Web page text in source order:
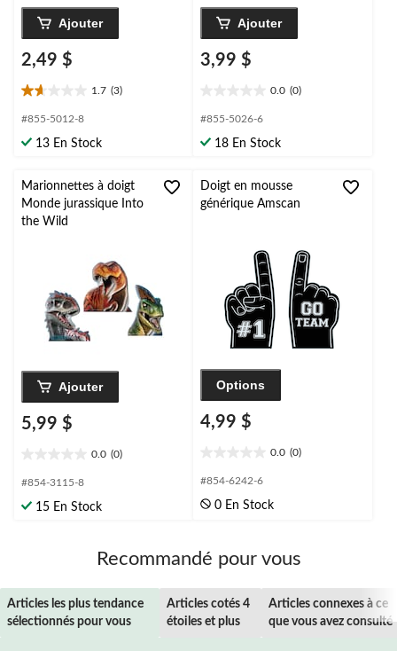
Ajouter
2,49 $
1.7 (3)
1.7
étoile(s)
5.
évaluations
#855-5012-8
13 En Stock
Ajouter
3,99 $
0.0 (0)
étoile(s)
5.
#855-5026-6
18 En Stock
Marionnettes à doigt
Monde jurassique Into
the Wild
Ajouter
5,99 $
0.0 (0)
étoile(s)
5.
#854-3115-8
15 En Stock
Doigt en mousse
générique Amscan
Options
4,99 $
0.0 (0)
étoile(s)
5.
#854-6242-6
0 En Stock
Recommandé pour vous
Articles les plus tendance
sélectionnés pour vous
Articles cotés 4
étoiles et plus
Articles connexes à ce
que vous avez consulté